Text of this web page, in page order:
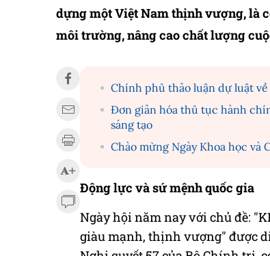
dựng một Việt Nam thịnh vượng, là
môi trường, nâng cao chất lượng
Chính phủ thảo luận dự luật
Đơn giản hóa thủ tục hành
sáng tạo
Chào mừng Ngày Khoa học
Động lực và sứ mệnh quốc gia
Ngày hội năm nay với chủ đề:
giàu mạnh, thịnh vượng" được